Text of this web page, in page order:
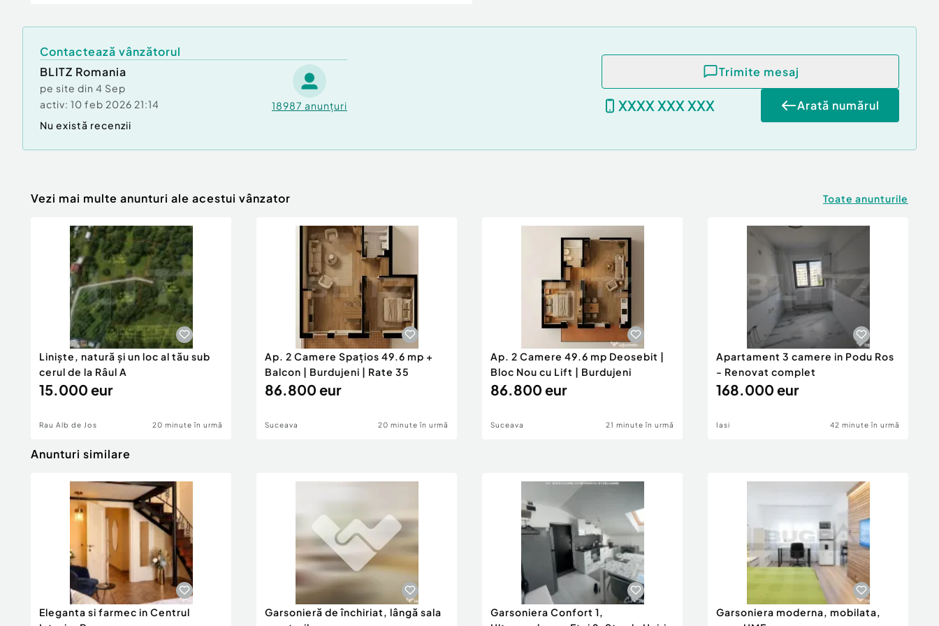
Contactează vânzătorul
BLITZ Romania
pe site din 4 Sep
activ: 10 feb 2026 21:14 18987 anunțuri
Nu există recenzii
Trimite mesaj
XXXX XXX XXX Arată numărul
Vezi mai multe anunturi ale acestui vânzator Toate anunturile
Liniște, natură și un loc al tău sub
cerul de la Râul A
15.000 eur
Rau Alb de Jos 20 minute în urmă
Ap. 2 Camere Spațios 49.6 mp +
Balcon | Burdujeni | Rate 35
86.800 eur
Suceava 20 minute în urmă
Ap. 2 Camere 49.6 mp Deosebit |
Bloc Nou cu Lift | Burdujeni
86.800 eur
Suceava 21 minute în urmă
Apartament 3 camere in Podu Ros
- Renovat complet
168.000 eur
Iasi 42 minute în urmă
Anunturi similare
Eleganta si farmec in Centrul
Garsonieră de închiriat, lângă sala
Garsoniera Confort 1,
Garsoniera moderna, mobilata,